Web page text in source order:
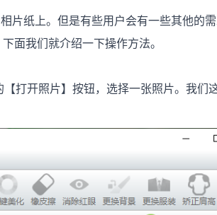
纸上。但是有些用户会有一些其他的
面我们就介绍一下操作方法。
开照片】按钮，选择一张照片。我们